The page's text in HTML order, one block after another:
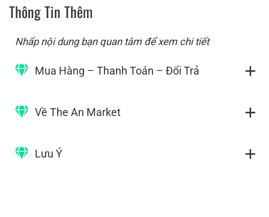
Thông Tin Thêm
Nhấp nội dung bạn quan tâm để xem chi tiết
Mua Hàng – Thanh Toán – Đổi Trả
Về The An Market
Lưu Ý